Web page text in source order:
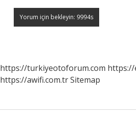
https://turkiyeotoforum.com https://
https://awifi.com.trSitemap